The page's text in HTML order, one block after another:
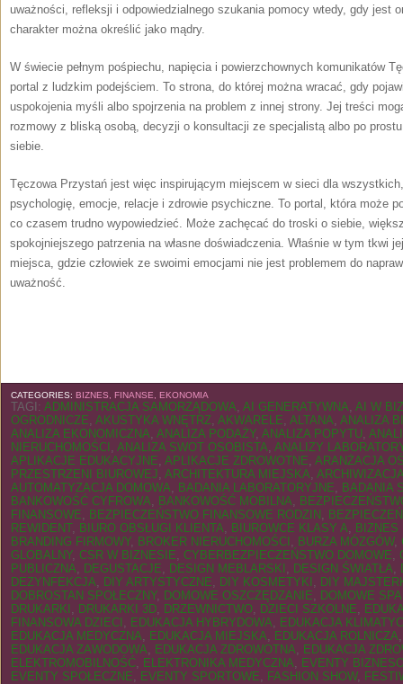
uważności, refleksji i odpowiedzialnego szukania pomocy wtedy, gdy jest
charakter można określić jako mądry.
W świecie pełnym pośpiechu, napięcia i powierzchownych komunikatów
portal z ludzkim podejściem. To strona, do której można wracać, gdy
uspokojenia myśli albo spojrzenia na problem z innej strony. Jej treści
rozmowy z bliską osobą, decyzji o konsultacji ze specjalistą albo po
siebie.
Tęczowa Przystań jest więc inspirującym miejscem w sieci dla
psychologię, emocje, relacje i zdrowie psychiczne. To portal, która może
co czasem trudno wypowiedzieć. Może zachęcać do troski o siebie,
spokojniejszego patrzenia na własne doświadczenia. Właśnie w tym tkwi
miejsca, gdzie człowiek ze swoimi emocjami nie jest problemem do
uważność.
CATEGORIES: BIZNES, FINANSE, EKONOMIA
TAGI: ADMINISTRACJA SAMORZĄDOWA, AI GENERATYWNA, AI W
OGRODNICZE, AKUSTYKA WNĘTRZ, AKWARELE, ALTANA, ANALIZA
ANALIZA EKONOMICZNA, ANALIZA PODAŻY, ANALIZA POPYTU,
NIERUCHOMOŚCI , ANALIZA SWOT OSOBISTA, ANALIZY
APLIKACJE EDUKACYJNE, APLIKACJE ZDROWOTNE, ARANŻACJA
PRZESTRZENI BIUROWEJ, ARCHITEKTURA MIEJSKA,
AUTOMATYZACJA DOMOWA, BADANIA LABORATORYJNE, BADANIA
BANKOWOŚĆ CYFROWA, BANKOWOŚĆ MOBILNA,
FINANSOWE, BEZPIECZEŃSTWO FINANSOWE RODZIN ,
REWIDENT, BIURO OBSŁUGI KLIENTA, BIUROWCE KLASY A, BIZNES
BRANDING FIRMOWY, BROKER NIERUCHOMOŚCI , BURZA MÓZGÓW,
GLOBALNY, CSR W BIZNESIE, CYBERBEZPIECZEŃSTWO DOMOWE,
PUBLICZNA, DEGUSTACJE, DESIGN MEBLARSKI , DESIGN ŚWIATŁA,
DEZYNFEKCJA, DIY ARTYSTYCZNE, DIY KOSMETYKI , DIY
DOBROSTAN SPOŁECZNY, DOMOWE OSZCZĘDZANIE, DOMOWE SPA
DRUKARKI , DRUKARKI 3D, DRZEWNICTWO, DZIECI SZKOLNE,
FINANSOWA DZIECI , EDUKACJA HYBRYDOWA, EDUKACJA
EDUKACJA MEDYCZNA, EDUKACJA MIEJSKA, EDUKACJA ROLNICZA
EDUKACJA ZAWODOWA, EDUKACJA ZDROWOTNA, EDUKACJA
ELEKTROMOBILNOŚĆ, ELEKTRONIKA MEDYCZNA, EVENTY
EVENTY SPOŁECZNE, EVENTY SPORTOWE, FASHION SHOW,